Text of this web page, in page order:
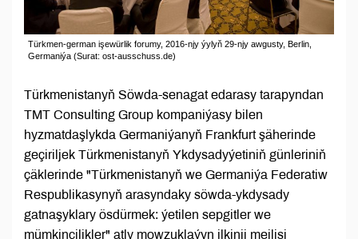
Türkmen-german işewürlik forumy, 2016-njy ýylyň 29-njy awgusty, Berlin,
Germaniýa (Surat: ost-ausschuss.de)
Türkmenistanyň Söwda-senagat edarasy tarapyndan
TMT Consulting Group kompaniýasy bilen
hyzmatdaşlykda Germaniýanyň Frankfurt şäherinde
geçiriljek Türkmenistanyň Ykdysadyýetiniň günleriniň
çäklerinde "Türkmenistanyň we Germaniýa Federatiw
Respublikasynyň arasyndaky söwda-ykdysady
gatnaşyklary ösdürmek: ýetilen sepgitler we
mümkinçilikler" atly mowzuklaýyn ilkinji mejlisi